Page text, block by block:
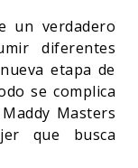
un verdadero
diferentes
etapa de
se complica
Masters
que busca